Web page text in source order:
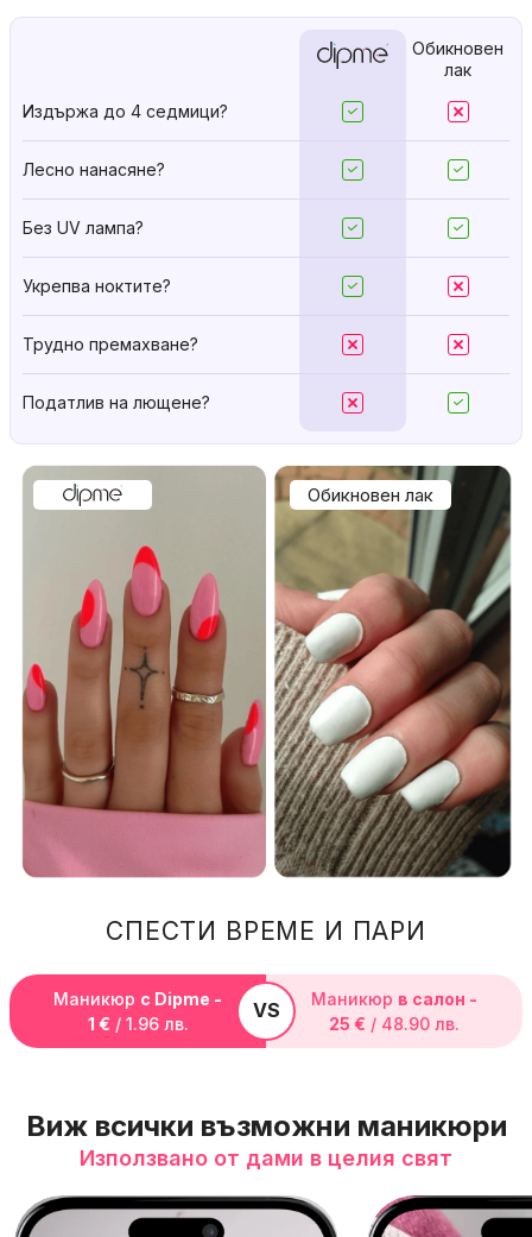
съхнене!
Обикновен лак
Обикновен
лак
Издържа до 4 седмици?
Лесно нанасяне?
Без UV лампа?
Укрепва ноктите?
Трудно премахване?
Податлив на лющене?
СПЕСТИ ВРЕМЕ И ПАРИ
Маникюрс Dipme -
Маникюрв салон -
Виж всички възможни маникюри
Използвано от дами в целия свят